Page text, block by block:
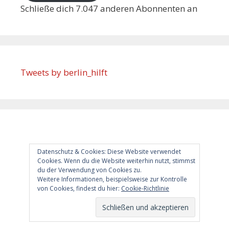
Schließe dich 7.047 anderen Abonnenten an
Datenschutz & Cookies: Diese Website verwendet
Cookies. Wenn du die Website weiterhin nutzt, stimmst
du der Verwendung von Cookies zu.
Weitere Informationen, beispielsweise zur Kontrolle
von Cookies, findest du hier: Cookie-Richtlinie
Tweets by berlin_hilft
RSS – Kommentare
Meta